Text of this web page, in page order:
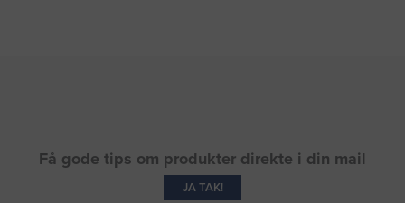
Få gode tips om produkter direkte i din mail
JA TAK!